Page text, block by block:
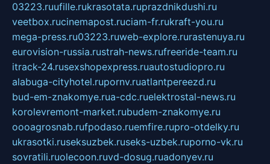
03223.ruufille.rukrasotata.ruprazdnikdushi.ru
veetbox.rucinemapost.ruciam-fr.rukraft-you.ru
mega-press.ru03223.ruweb-explore.rurastenuya.ru
eurovision-russia.rustrah-news.rufreeride-team.ru
itrack-24.rusexshopexpress.ruautostudiopro.ru
alabuga-cityhotel.rupornv.ruatlantpereezd.ru
bud-em-znakomye.rua-cdc.ruelektrostal-news.ru
korolevremont-market.rubudem-znakomye.ru
oooagrosnab.rufpodaso.ruemfire.rupro-otdelky.ru
ukrasotki.ruseksuzbek.ruseks-uzbek.ruporno-vk.ru
sovratili.ruolecoon.ruvd-dosug.ruadonyev.ru